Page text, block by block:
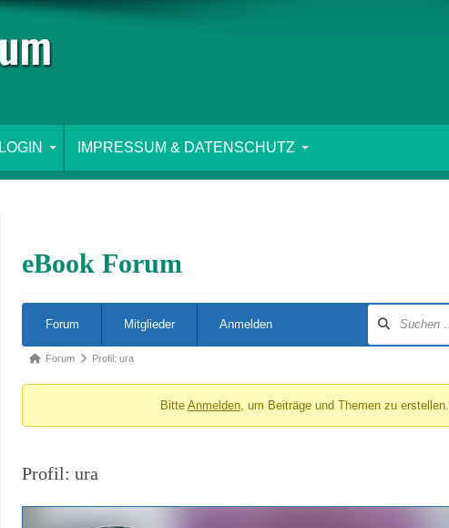
LOGIN IMPRESSUM & DATENSCHUTZ
eBook Forum
Navigation
Forum Mitglieder Anmelden
Forum-
Du
hier:
Forum Profil: ura
Bitte Anmelden, um Beiträge und Themen zu erstellen.
Profil: ura